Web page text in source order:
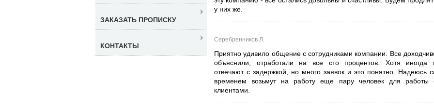
у них же.
Серебренников Л.
Приятно удивило общение с сотрудниками компании. Все
объяснили, отработали на все сто процентов. Хотя иногда
отвечают с задержкой, но много заявок и это понятно. Надеюсь
временем возьмут на работу еще пару человек для работы
клиентами.
ЗАКАЗАТЬ ПРОПИСКУ
КОНТАКТЫ